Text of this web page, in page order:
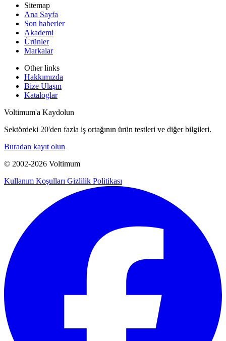
Sitemap
Ana Sayfa
Son haberler
Akademi
Ürünler
Markalar
Other links
Hakkımızda
Bize Ulaşın
Kataloglar
Voltimum'a Kaydolun
Sektördeki 20'den fazla iş ortağının ürün testleri ve diğer bilgileri.
Buradan kayıt olun
© 2002-2026 Voltimum
Kullanım Koşulları Gizlilik Politikası